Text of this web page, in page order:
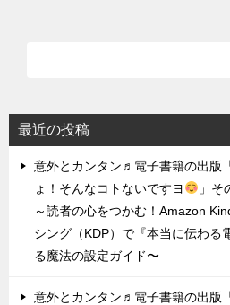
最近の投稿
意外とカンタン♬電子書籍の出版
ょ！そんなコトないですヨ
」そ
～読者の心をつかむ！Amazon
シング（KDP）で『本当に伝わる
る魔法の設定ガイド〜
意外とカンタン♬電子書籍の出版